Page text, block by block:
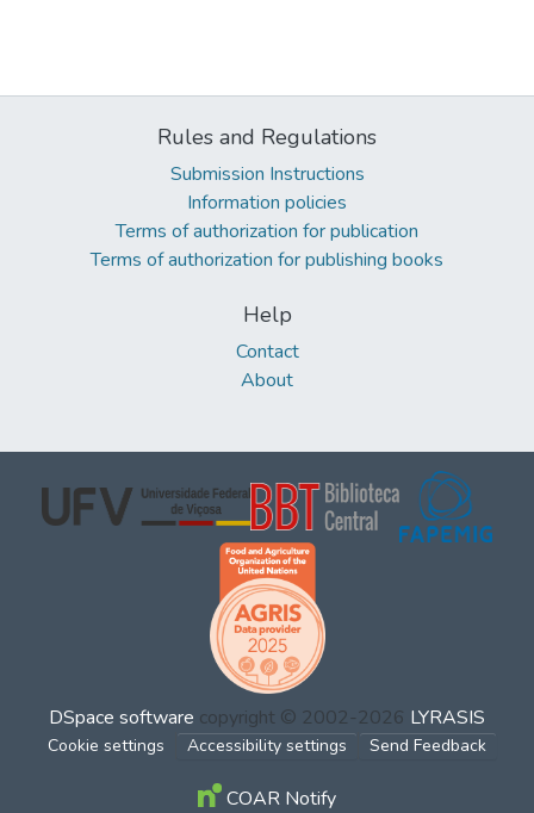
Rules and Regulations
Submission Instructions
Information policies
Terms of authorization for publication
Terms of authorization for publishing books
Help
Contact
About
DSpace software copyright © 2002-2026 LYRASIS
Cookie settings Accessibility settings Send Feedback
COAR Notify